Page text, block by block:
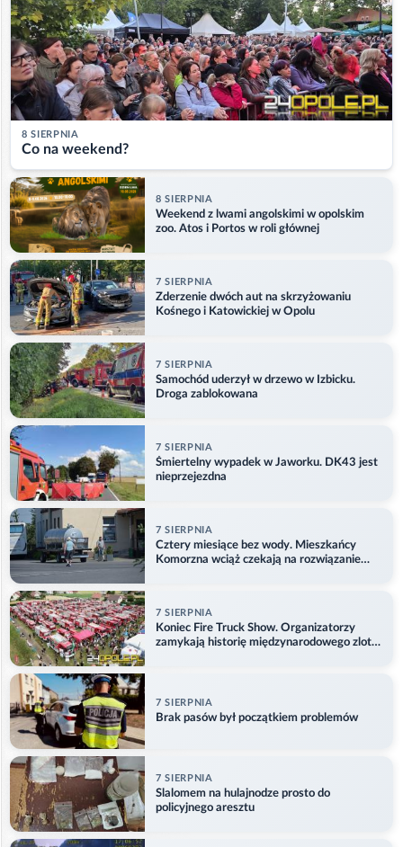
8 SIERPNIA
Co na weekend?
8 SIERPNIA
Weekend z lwami angolskimi w opolskim
zoo. Atos i Portos w roli głównej
7 SIERPNIA
Zderzenie dwóch aut na skrzyżowaniu
Kośnego i Katowickiej w Opolu
7 SIERPNIA
Samochód uderzył w drzewo w Izbicku.
Droga zablokowana
7 SIERPNIA
Śmiertelny wypadek w Jaworku. DK43 jest
nieprzejezdna
7 SIERPNIA
Cztery miesiące bez wody. Mieszkańcy
Komorzna wciąż czekają na rozwiązanie
7 SIERPNIA
Koniec Fire Truck Show. Organizatorzy
zamykają historię międzynarodowego zlotu
7 SIERPNIA
Brak pasów był początkiem problemów
7 SIERPNIA
Slalomem na hulajnodze prosto do
policyjnego aresztu